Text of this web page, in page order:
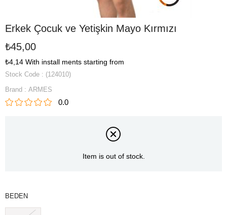
Erkek Çocuk ve Yetişkin Mayo Kırmızı
₺45,00
₺4,14 With install ments starting from
Stock Code
(124010)
Brand : ARMES
0.0
Item is out of stock.
BEDEN